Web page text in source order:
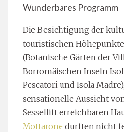
Wunderbares Programm
Die Besichtigung der
touristischen
(Botanische Gärten der
Borromäischen Inseln
Pescatori und Isola
sensationelle Aussicht
Sessellift erreichbaren
Mottarone durften nicht